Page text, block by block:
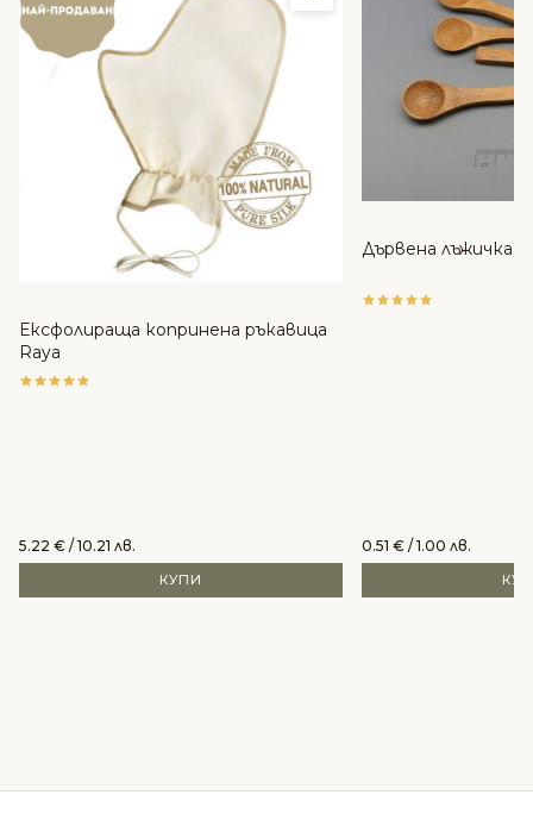
Ексфолираща копринена ръкавица
Raya
5.22 € / 10.21 лв.
КУПИ
Дървена лъжичка
0.51 € / 1.00 лв.